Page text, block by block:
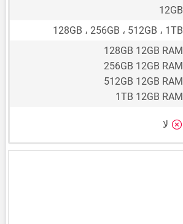
12GB
128GB ، 256GB ، 512GB ، 1TB
128GB 12GB RAM
256GB 12GB RAM
512GB 12GB RAM
1TB 12GB RAM
لا